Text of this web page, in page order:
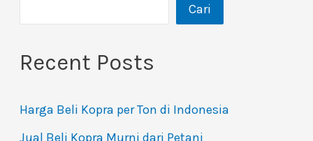
Cari
Recent Posts
Harga Beli Kopra per Ton di Indonesia
Jual Beli Kopra Murni dari Petani